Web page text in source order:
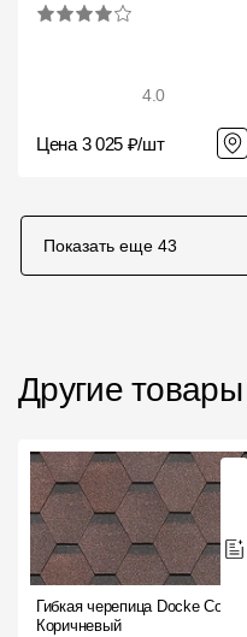
4.0
Цена 3 025 ₽/шт
Показать еще 43
Другие
Гибкая черепица Docke Сота
Коричневый